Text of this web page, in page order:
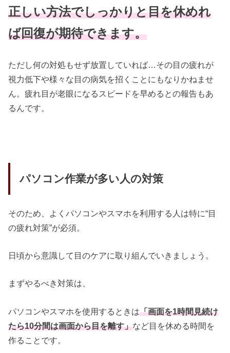
正しい方法でしっかりと目を休めれ
ば回復が期待できます。
ただし何の対処もせず放置していれば…その目の疲れが
視力低下や様々な目の病気を招くことにもなりかねませ
ん。疲れ目が老眼になるスピードを早めるとの報告もあ
るんです。
パソコン作業が多い人の対策
そのため、よくパソコンやスマホを利用する人は特に“目
の疲れ対策”が必須。
日頃から意識して目のケアに取り組んでいきましょう。
まずやるべき対策は、
パソコンやスマホを使用するときは「画面を1時間見続け
たら10分間は画面から目を離す」など目を休める時間を
作ることです。